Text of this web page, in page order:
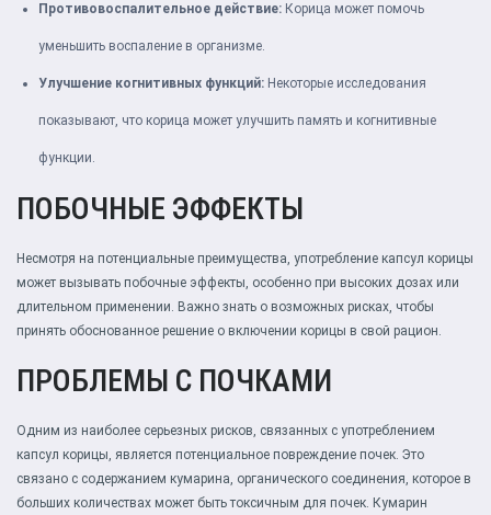
Противовоспалительное действие: Корица может помочь
уменьшить воспаление в организме.
Улучшение когнитивных функций: Некоторые исследования
показывают, что корица может улучшить память и когнитивные
функции.
ПОБОЧНЫЕ ЭФФЕКТЫ
Несмотря на потенциальные преимущества, употребление капсул корицы
может вызывать побочные эффекты, особенно при высоких дозах или
длительном применении. Важно знать о возможных рисках, чтобы
принять обоснованное решение о включении корицы в свой рацион.
ПРОБЛЕМЫ С ПОЧКАМИ
Одним из наиболее серьезных рисков, связанных с употреблением
капсул корицы, является потенциальное повреждение почек. Это
связано с содержанием кумарина, органического соединения, которое в
больших количествах может быть токсичным для почек. Кумарин